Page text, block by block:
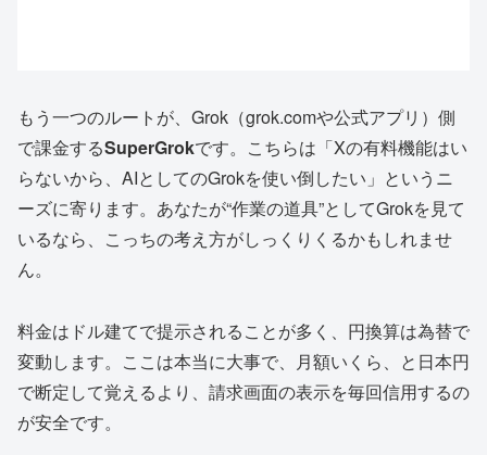
もう一つのルートが、Grok（grok.comや公式アプリ）側
で課金するSuperGrokです。こちらは「Xの有料機能はい
らないから、AIとしてのGrokを使い倒したい」というニ
ーズに寄ります。あなたが“作業の道具”としてGrokを見て
いるなら、こっちの考え方がしっくりくるかもしれませ
ん。
料金はドル建てで提示されることが多く、円換算は為替で
変動します。ここは本当に大事で、月額いくら、と日本円
で断定して覚えるより、請求画面の表示を毎回信用するの
が安全です。